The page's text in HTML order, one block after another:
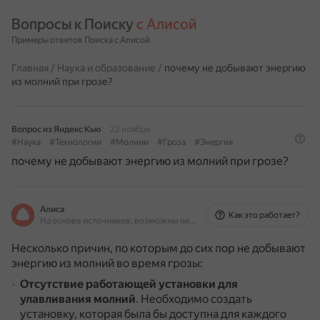
Вопросы к Поиску с Алисой
Примеры ответов Поиска с Алисой
Главная / Наука и образование / почему не добывают энергию
из молний при грозе?
Вопрос из Яндекс Кью
22 ноября
#Наука
#Технологии #Молнии #Гроза #Энергия
почему не добывают энергию из молний при грозе?
Алиса
На основе источников, возможны неточности
Как это работает?
Несколько причин, по которым до сих пор не добывают
энергию из молний во время грозы:
Отсутствие работающей установки для
улавливания молний. Необходимо создать
установку, которая была бы доступна для каждого